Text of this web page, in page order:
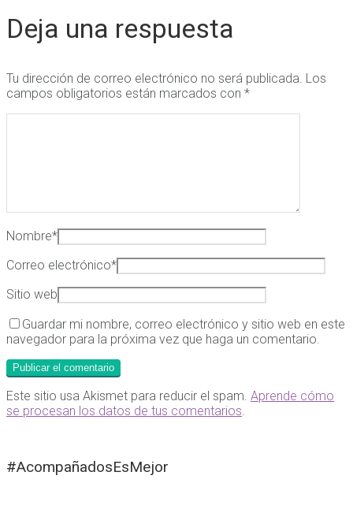
Deja una respuesta
Tu dirección de correo electrónico no será publicada. Los
campos obligatorios están marcados con *
Nombre*
Correo electrónico*
Sitio web
Guardar mi nombre, correo electrónico y sitio web en este
navegador para la próxima vez que haga un comentario.
Este sitio usa Akismet para reducir el spam. Aprende cómo
se procesan los datos de tus comentarios.
#AcompañadosEsMejor